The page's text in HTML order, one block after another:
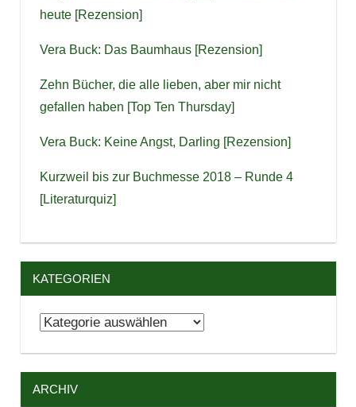
heute [Rezension]
Vera Buck: Das Baumhaus [Rezension]
Zehn Bücher, die alle lieben, aber mir nicht
gefallen haben [Top Ten Thursday]
Vera Buck: Keine Angst, Darling [Rezension]
Kurzweil bis zur Buchmesse 2018 – Runde 4
[Literaturquiz]
KATEGORIEN
Kategorien
ARCHIV